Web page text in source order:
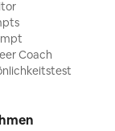
Coach